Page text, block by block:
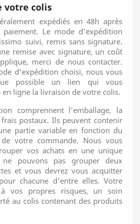
votre colis
expédiés en 48h après
Le mode d'expédition
suivi, remis sans signature.
remise avec signature, un coût
merci de nous contacter.
d'expédition choisi, nous vous
possible un lien qui vous
ligne la livraison de votre colis.
comprennent l'emballage, la
postaux. Ils peuvent contenir
partie variable en fonction du
votre commande. Nous vous
vos achats en une unique
ne pouvons pas grouper deux
et vous devrez vous acquitter
chacune d'entre elles. Votre
vos propres risques, un soin
au colis contenant des produits